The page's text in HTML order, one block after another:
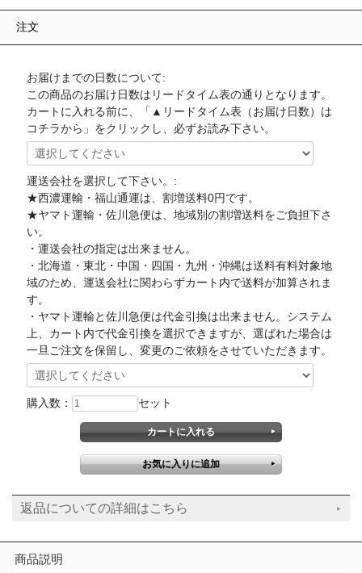
注文
お届けまでの日数について:
この商品のお届け日数はリードタイム表の通りとなります。
カートに入れる前に、「▲リードタイム表（お届け日数）は
コチラから」をクリックし、必ずお読み下さい。
運送会社を選択して下さい。:
★西濃運輸・福山通運は、割増送料0円です。
★ヤマト運輸・佐川急便は、地域別の割増送料をご負担下さ
い。
・運送会社の指定は出来ません。
・北海道・東北・中国・四国・九州・沖縄は送料有料対象地
域のため、運送会社に関わらずカート内で送料が加算されま
す。
・ヤマト運輸と佐川急便は代金引換は出来ません。システム
上、カート内で代金引換を選択できますが、選ばれた場合は
一旦ご注文を保留し、変更のご依頼をさせていただきます。
購入数： セット
返品についての詳細はこちら
商品説明